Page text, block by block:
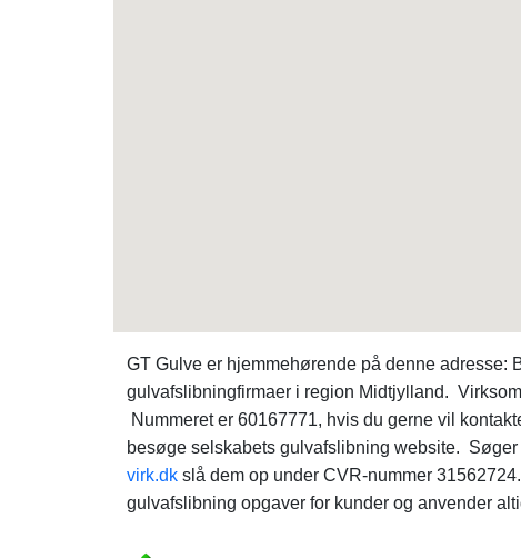
GT Gulve er hjemmehørende på denne
gulvafslibningfirmaer i region Midtjylland.
Nummeret er 60167771, hvis du gerne vil
besøge selskabets gulvafslibning website.
virk.dk slå dem op under CVR-nummer
gulvafslibning opgaver for kunder og anvender